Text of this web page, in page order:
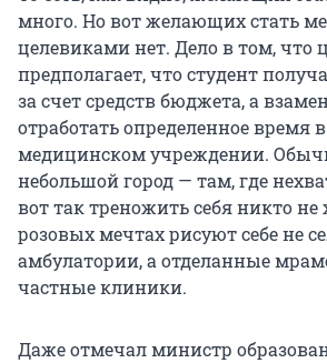
много. Но вот желающих стать
целевиками нет. Дело в том, что
предполагает, что студент
за счет средств бюджета, а
отработать определенное время
медицинском учреждении.
небольшой город — там, где
вот так треножить себя никто
розовых мечтах рисуют себе не
амбулатории, а отделанные
частные клиники.
Даже отмечал министр